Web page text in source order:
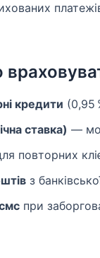
кредити (0,95
ставка) —
повторних
з
при